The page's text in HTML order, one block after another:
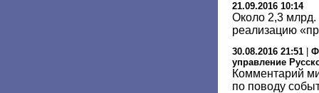
21.09.2016 10:14
Около 2,3 млрд.
реализацию
30.08.2016 21:51
управление
Комментарий
по поводу